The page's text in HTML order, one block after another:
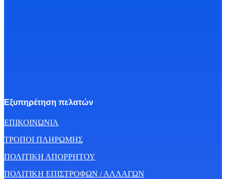
Εξυπηρέτηση πελατών
ΕΠΙΚΟΙΝΩΝΙΑ
ΤΡΟΠΟΙ ΠΛΗΡΩΜΗΣ
ΠΟΛΙΤΙΚΗ ΑΠΟΡΡΗΤΟΥ
ΠΟΛΙΤΙΚΗ ΕΠΙΣΤΡΟΦΩΝ / ΑΛΛΑΓΩΝ